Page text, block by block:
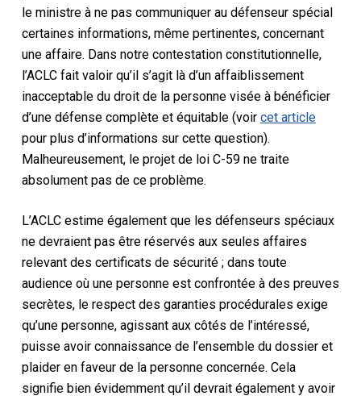
le ministre à ne pas communiquer au défenseur spécial
certaines informations, même pertinentes, concernant
une affaire. Dans notre contestation constitutionnelle,
l’ACLC fait valoir qu’il s’agit là d’un affaiblissement
inacceptable du droit de la personne visée à bénéficier
d’une défense complète et équitable (voir cet article
pour plus d’informations sur cette question).
Malheureusement, le projet de loi C-59 ne traite
absolument pas de ce problème.
L’ACLC estime également que les défenseurs spéciaux
ne devraient pas être réservés aux seules affaires
relevant des certificats de sécurité ; dans toute
audience où une personne est confrontée à des preuves
secrètes, le respect des garanties procédurales exige
qu’une personne, agissant aux côtés de l’intéressé,
puisse avoir connaissance de l’ensemble du dossier et
plaider en faveur de la personne concernée. Cela
signifie bien évidemment qu’il devrait également y avoir